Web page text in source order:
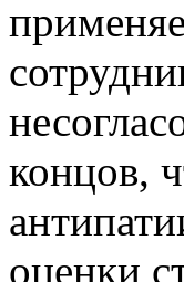
концов,
оценки